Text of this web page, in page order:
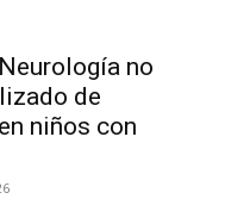
no
de
niños con